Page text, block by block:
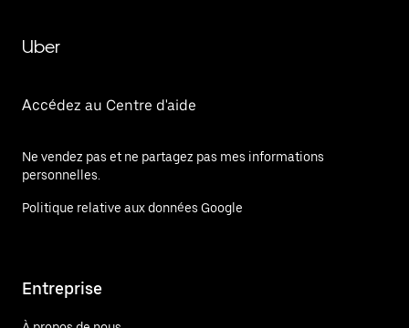
Uber
Accédez au Centre d'aide
Ne vendez pas et ne partagez pas mes informations
personnelles.
Politique relative aux données Google
Entreprise